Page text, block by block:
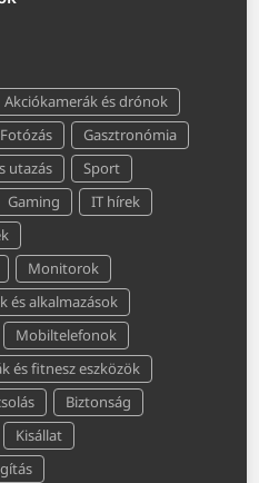
Akciókamerák és drónok
Fotózás
Gasztronómia
utazás
Sport
Gaming
IT hírek
Monitorok
és alkalmazások
Mobiltelefonok
és fitnesz eszközök
Biztonság
Kisállat